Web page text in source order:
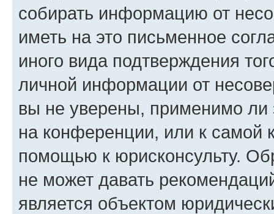
собирать информацию от
иметь на это письменное
иного вида подтверждения
личной информации от
вы не уверены, применимо ли
на конференции, или к самой
помощью к юрисконсульту.
не может давать
является объектом